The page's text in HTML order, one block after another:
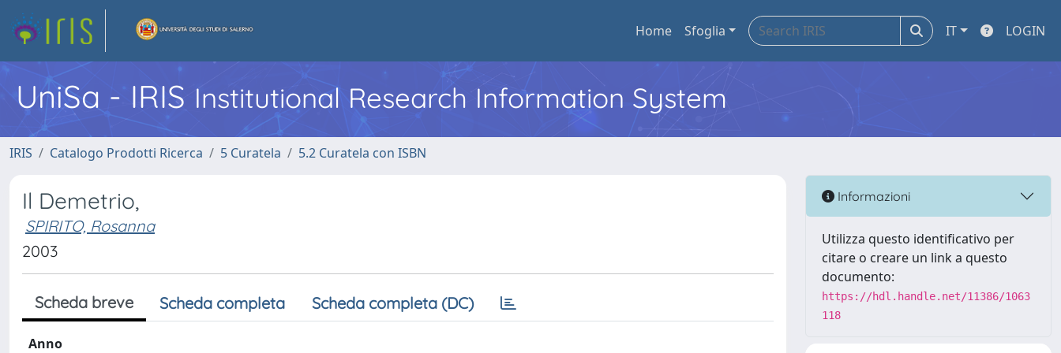
Home Sfoglia IT LOGIN
UniSa - IRIS Institutional Research Information System
IRIS Catalogo Prodotti Ricerca 5 Curatela 5.2 Curatela con ISBN
Il Demetrio,
SPIRITO, Rosanna
2003
Scheda breve Scheda completa Scheda completa (DC)
Anno
Informazioni
Utilizza questo identificativo per
citare o creare un link a questo
documento:
https://hdl.handle.net/11386/1063
118